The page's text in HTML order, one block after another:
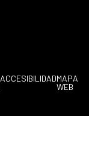
ACCESIBILIDADMAPA
WEB